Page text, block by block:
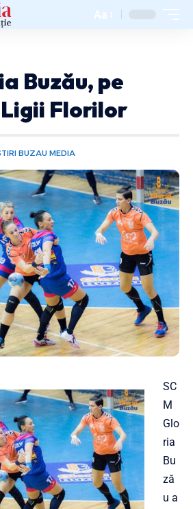
Aa
Buzău, pe
Florilor
BUZAU MEDIA
SC
M
Glo
ria
Bu
ză
u a